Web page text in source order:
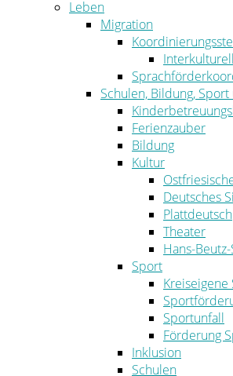
Leben
Migration
Schulen, Bildung,
Ferienzauber
Bildung
Kultur
Deutsches
Plattdeutsch
Theater
Hans-
Sport
Sportunfall
Förderung
Inklusion
Schulen